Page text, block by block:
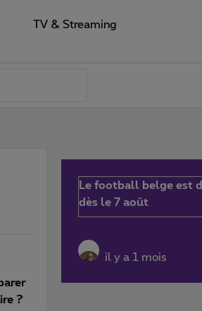
TV & Streaming
?
Le football belge est
dès le 7 août
il y a 1 mois